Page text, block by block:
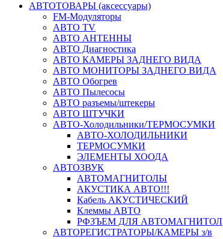
АВТОТОВАРЫ (аксессуары)
FM-Модуляторы
АВТО TV
АВТО АНТЕННЫ
АВТО Диагностика
АВТО КАМЕРЫ ЗАДНЕГО ВИДА
АВТО МОНИТОРЫ ЗАДНЕГО ВИДА
АВТО Обогрев
АВТО Пылесосы
АВТО разъемы/штекеры
АВТО ШТУЧКИ
АВТО-Холодильники/ТЕРМОСУМКИ
АВТО-ХОЛОДИЛЬНИКИ
ТЕРМОСУМКИ
ЭЛЕМЕНТЫ ХООДА
АВТОЗВУК
АВТОМАГНИТОЛЫ
АКУСТИКА АВТО!!!
Кабель АКУСТИЧЕСКИЙ
Клеммы АВТО
РФЗЪЕМ ДЛЯ АВТОМАГНИТОЛ
АВТОРЕГИСТРАТОРЫ/КАМЕРЫ з/в